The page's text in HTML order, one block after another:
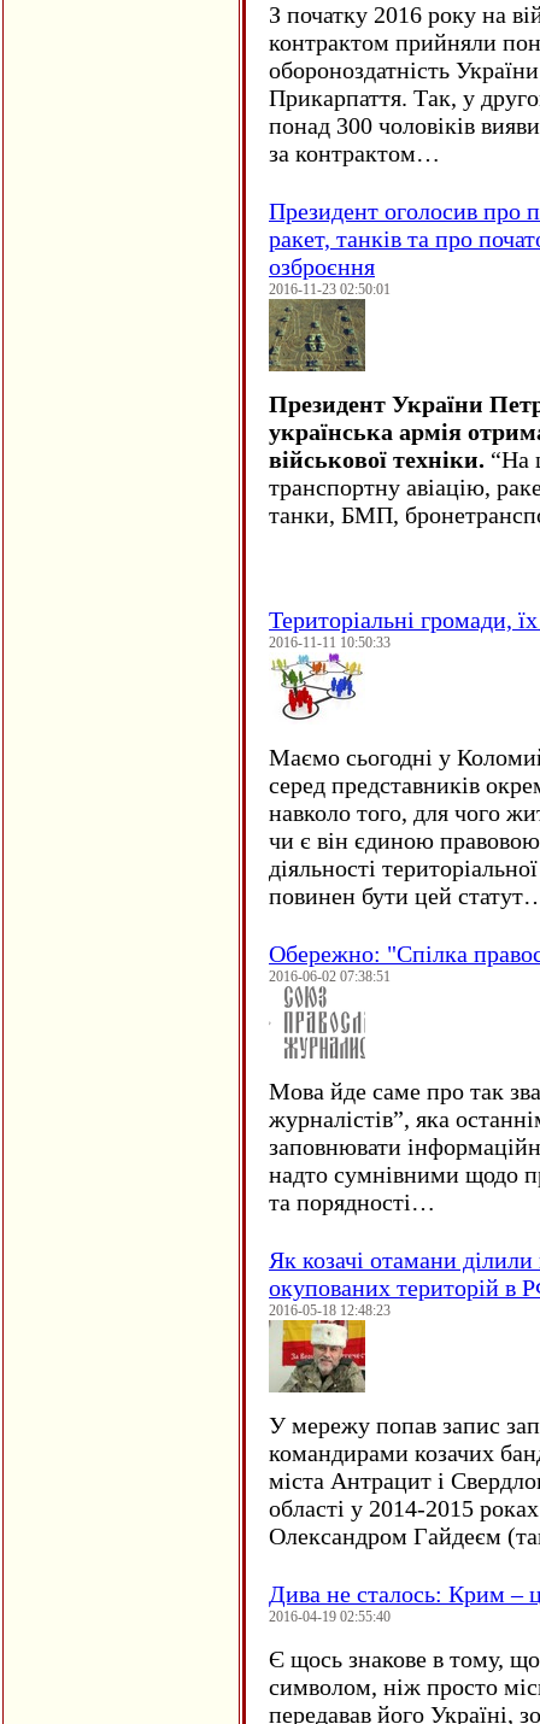
З початку 2016 року на
контрактом прийняли
обороноздатність
Прикарпаття. Так, у
понад 300 чоловіків
за контрактом…
Президент оголосив про
ракет, танків та про
озброєння
2016-11-23 02:50:01
Президент України
українська армія
військової техніки. “На
транспортну авіацію,
танки, БМП,
Територіальні громади,
2016-11-11 10:50:33
Маємо сьогодні у
серед представників
навколо того, для чого
чи є він єдиною
діяльності
повинен бути цей
Обережно: "Спілка
2016-06-02 07:38:51
Мова йде саме про так
журналістів”, яка
заповнювати
надто сумнівними щодо
та порядності…
Як козачі отамани
окупованих територій в
2016-05-18 12:48:23
У мережу попав запис
командирами козачих
міста Антрацит і
області у 2014-2015
Олександром Гайдеєм
Дива не сталось: Крим –
2016-04-19 02:55:40
Є щось знакове в тому, що
символом, ніж просто
передавав його Україні,